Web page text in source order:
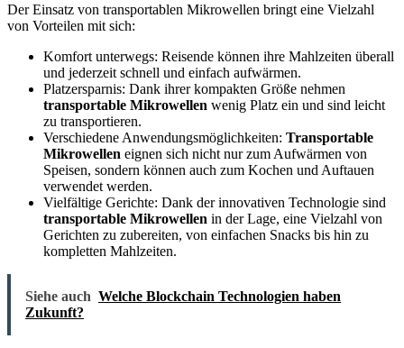
Der Einsatz von transportablen Mikrowellen bringt eine Vielzahl
von Vorteilen mit sich:
Komfort unterwegs: Reisende können ihre Mahlzeiten überall
und jederzeit schnell und einfach aufwärmen.
Platzersparnis: Dank ihrer kompakten Größe nehmen
transportable Mikrowellen wenig Platz ein und sind leicht
zu transportieren.
Verschiedene Anwendungsmöglichkeiten: Transportable
Mikrowellen eignen sich nicht nur zum Aufwärmen von
Speisen, sondern können auch zum Kochen und Auftauen
verwendet werden.
Vielfältige Gerichte: Dank der innovativen Technologie sind
transportable Mikrowellen in der Lage, eine Vielzahl von
Gerichten zu zubereiten, von einfachen Snacks bis hin zu
kompletten Mahlzeiten.
Siehe auch Welche Blockchain Technologien haben
Zukunft?